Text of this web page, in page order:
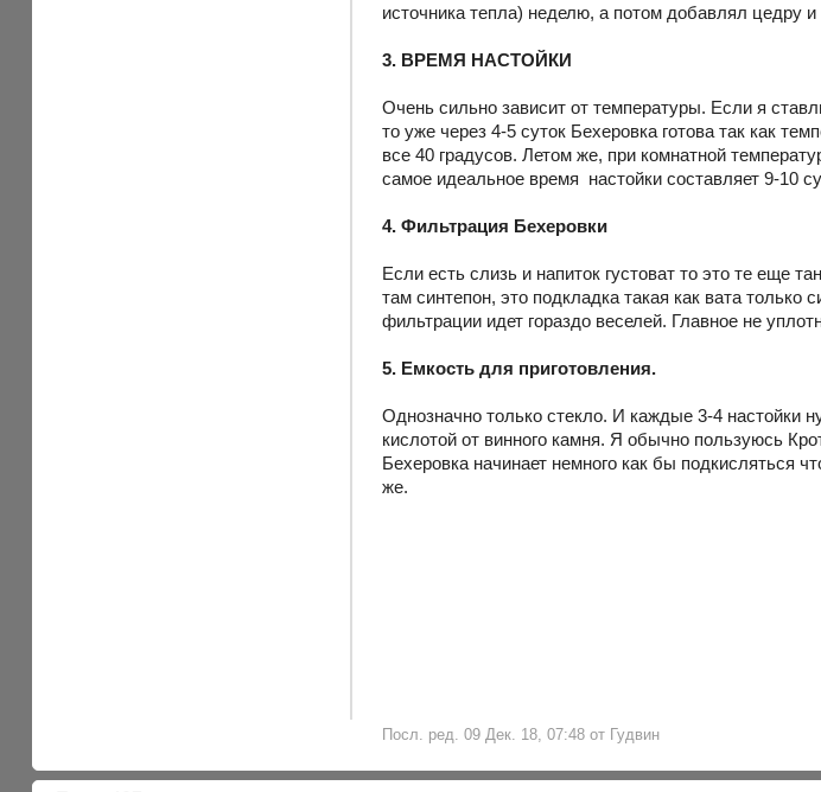
источника тепла) неделю, а потом добавлял цедру
3. ВРЕМЯ НАСТОЙКИ
Очень сильно зависит от температуры. Если я
то уже через 4-5 суток Бехеровка готова так как
все 40 градусов. Летом же, при комнатной
самое идеальное время настойки составляет 9-10
4. Фильтрация Бехеровки
Если есть слизь и напиток густоват то это те еще
там синтепон, это подкладка такая как вата
фильтрации идет гораздо веселей. Главное не
5. Емкость для приготовления.
Однозначно только стекло. И каждые 3-4 настойки
кислотой от винного камня. Я обычно пользуюсь
Бехеровка начинает немного как бы подкисляться
же.
Посл. ред. 09 Дек. 18, 07:48 от Гудвин